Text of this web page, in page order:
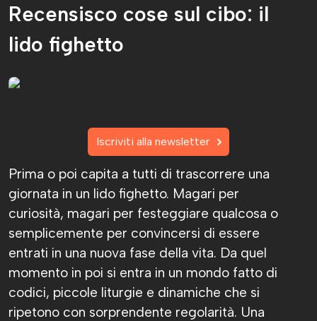
Recensisco cose sul cibo: il
lido fighetto
Iscriviti alla newsletter
Prima o poi capita a tutti di trascorrere una
giornata in un lido fighetto. Magari per
curiosità, magari per festeggiare qualcosa o
semplicemente per convincersi di essere
entrati in una nuova fase della vita. Da quel
momento in poi si entra in un mondo fatto di
codici, piccole liturgie e dinamiche che si
ripetono con sorprendente regolarità. Una